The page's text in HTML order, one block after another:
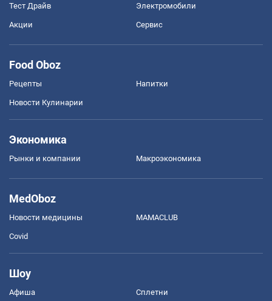
Тест Драйв Электромобили
Акции Сервис
Food Oboz
Рецепты Напитки
Новости Кулинарии
Экономика
Рынки и компании Mакроэкономика
MedOboz
Новости медицины MAMACLUB
Covid
Шоу
Афиша Сплетни